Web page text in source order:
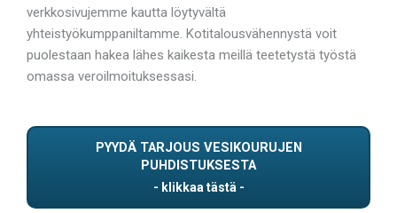
verkkosivujemme kautta löytyvältä
yhteistyökumppaniltamme. Kotitalousvähennystä voit
puolestaan hakea lähes kaikesta meillä teetetystä työstä
omassa veroilmoituksessasi.
PYYDÄ TARJOUS VESIKOURUJEN
PUHDISTUKSESTA